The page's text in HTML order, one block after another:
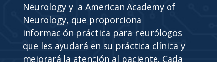
Neurology y la American Academy of
Neurology, que proporciona
información práctica para neurólogos
que les ayudará en su práctica clínica y
mejorará la atención al paciente. Cada